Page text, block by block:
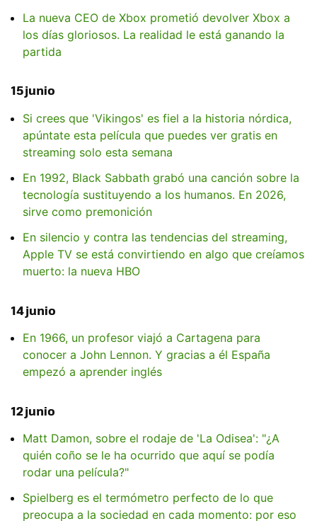
La nueva CEO de Xbox prometió devolver Xbox a
los días gloriosos. La realidad le está ganando la
partida
15 junio
Si crees que 'Vikingos' es fiel a la historia nórdica,
apúntate esta película que puedes ver gratis en
streaming solo esta semana
En 1992, Black Sabbath grabó una canción sobre la
tecnología sustituyendo a los humanos. En 2026,
sirve como premonición
En silencio y contra las tendencias del streaming,
Apple TV se está convirtiendo en algo que creíamos
muerto: la nueva HBO
14 junio
En 1966, un profesor viajó a Cartagena para
conocer a John Lennon. Y gracias a él España
empezó a aprender inglés
12 junio
Matt Damon, sobre el rodaje de 'La Odisea': "¿A
quién coño se le ha ocurrido que aquí se podía
rodar una película?"
Spielberg es el termómetro perfecto de lo que
preocupa a la sociedad en cada momento: por eso